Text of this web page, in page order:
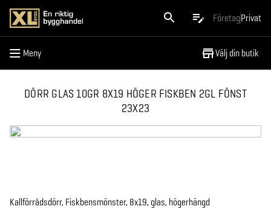
FöretagPrivat
Meny Välj din butik
Meny
DÖRR GLAS 10GR 8X19 HÖGER FISKBEN 2GL FÖNST
23X23
Kallförrådsdörr, Fiskbensmönster, 8x19, glas, högerhängd